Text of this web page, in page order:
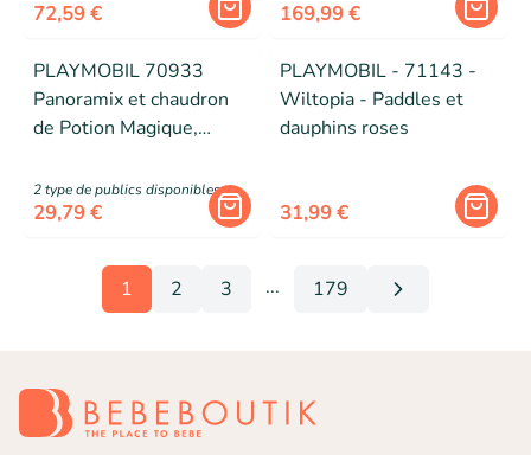
et effets sonores et
72,59 €
169,99 €
PLAYMOBIL 70933
Panoramix et chaudron
de Potion Magique,
Dès 5 ans
2type de publics disponibles
29,79 €
PLAYMOBIL - 71143 -
Wiltopia - Paddles et
dauphins roses
31,99 €
1 2 3 ...More pages
179